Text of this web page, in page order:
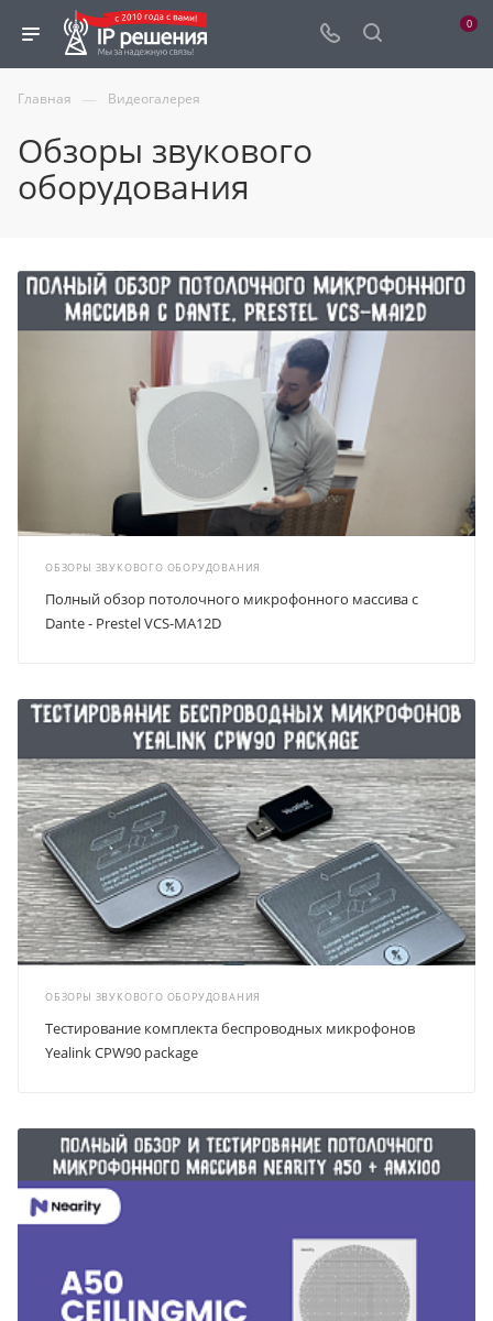
0
Главная — Видеогалерея
Обзоры звукового
оборудования
ОБЗОРЫ ЗВУКОВОГО ОБОРУДОВАНИЯ
Полный обзор потолочного микрофонного массива с
Dante - Prestel VCS-MA12D
ОБЗОРЫ ЗВУКОВОГО ОБОРУДОВАНИЯ
Тестирование комплекта беспроводных микрофонов
Yealink CPW90 package